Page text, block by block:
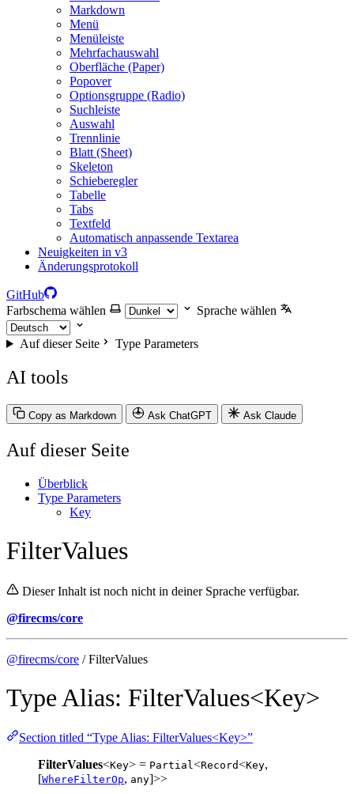
Markdown
Menü
Menüleiste
Mehrfachauswahl
Oberfläche (Paper)
Popover
Optionsgruppe (Radio)
Suchleiste
Auswahl
Trennlinie
Blatt (Sheet)
Skeleton
Schieberegler
Tabelle
Tabs
Textfeld
Automatisch anpassende Textarea
Neuigkeiten in v3
Änderungsprotokoll
GitHub
Farbschema wählen
Sprache wählen
Auf dieser Seite Type Parameters
AI tools
Copy as Markdown Ask ChatGPT Ask Claude
Auf dieser Seite
Überblick
Type Parameters
Key
FilterValues
Dieser Inhalt ist noch nicht in deiner Sprache verfügbar.
@firecms/core
@firecms/core / FilterValues
Type Alias: FilterValues<Key>
Section titled “Type Alias: FilterValues<Key>”
FilterValues<Key> = Partial<Record<Key,
[WhereFilterOp, any]>>